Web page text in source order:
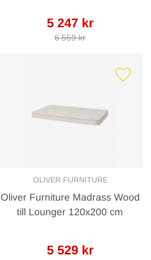
5 247 kr
6 559 kr
OLIVER FURNITURE
Oliver Furniture Madrass Wood
till Lounger 120x200 cm
5 529 kr